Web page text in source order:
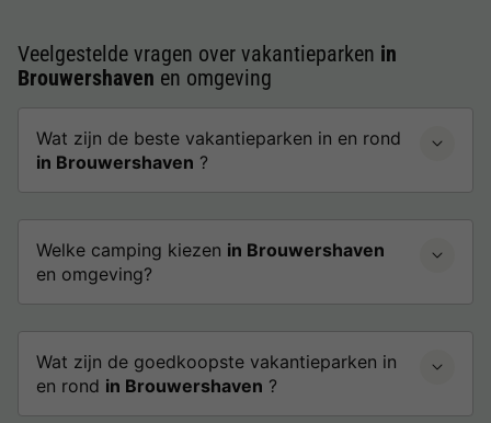
Veelgestelde vragen over vakantieparken in
Brouwershaven en omgeving
Wat zijn de beste vakantieparken in en rond
in Brouwershaven ?
Welke camping kiezen in Brouwershaven
en omgeving?
Wat zijn de goedkoopste vakantieparken in
en rond in Brouwershaven ?